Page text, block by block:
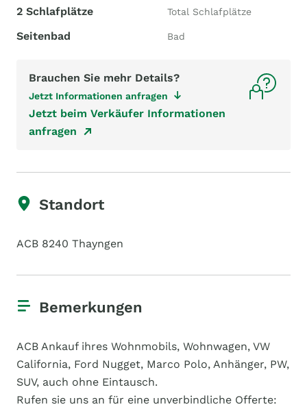
2 Schlafplätze Total Schlafplätze
Seitenbad Bad
Brauchen Sie mehr Details?
Jetzt Informationen anfragen
Jetzt beim Verkäufer Informationen
anfragen
Standort
ACB 8240 Thayngen
Bemerkungen
ACB Ankauf ihres Wohnmobils, Wohnwagen, VW
California, Ford Nugget, Marco Polo, Anhänger, PW,
SUV, auch ohne Eintausch.
Rufen sie uns an für eine unverbindliche Offerte: